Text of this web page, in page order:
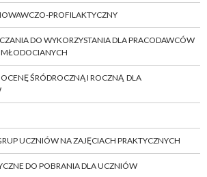
PROFILAKTYCZNY
DO WYKORZYSTANIA DLA PRACODAWCÓW
ŚRÓDROCZNĄ I ROCZNĄ DLA
UCZNIÓW NA ZAJĘCIACH PRAKTYCZNYCH
DO POBRANIA DLA UCZNIÓW